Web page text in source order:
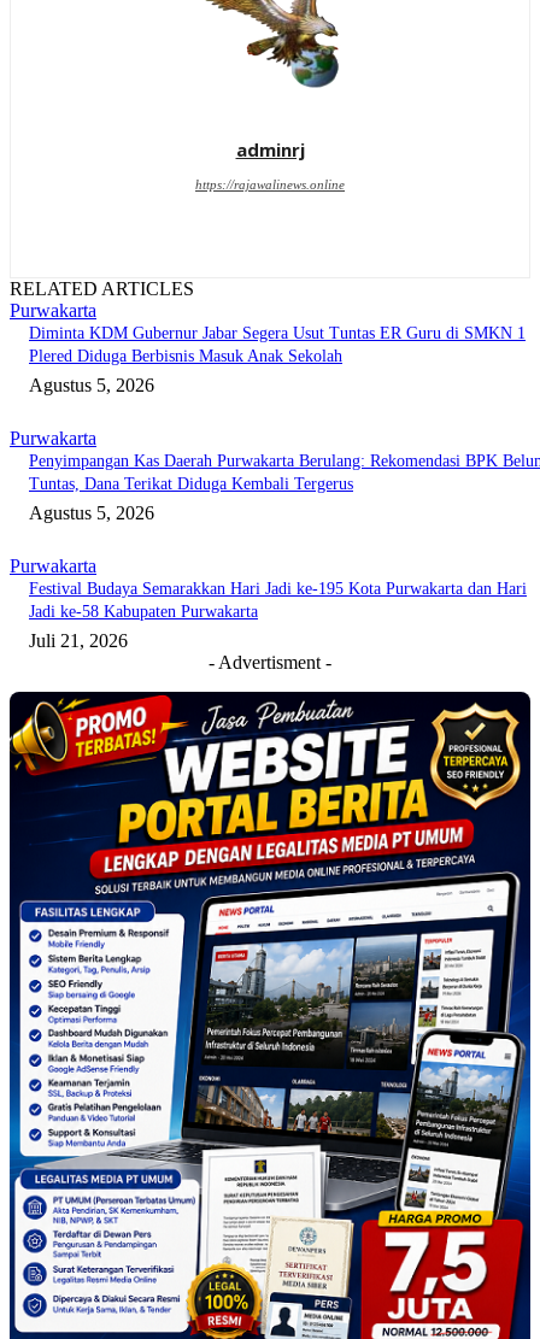
adminrj
https://rajawalinews.online
RELATED ARTICLES
Purwakarta
Diminta KDM Gubernur Jabar Segera Usut Tuntas ER Guru di SMKN 1
Plered Diduga Berbisnis Masuk Anak Sekolah
Agustus 5, 2026
Purwakarta
Penyimpangan Kas Daerah Purwakarta Berulang: Rekomendasi BPK
Tuntas, Dana Terikat Diduga Kembali Tergerus
Agustus 5, 2026
Purwakarta
Festival Budaya Semarakkan Hari Jadi ke-195 Kota Purwakarta dan Hari
Jadi ke-58 Kabupaten Purwakarta
Juli 21, 2026
- Advertisment -